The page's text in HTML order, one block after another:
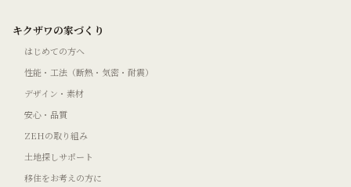
キクザワの家づくり
はじめての方へ
性能・工法（断熱・気密・耐震）
デザイン・素材
安心・品質
ZEHの取り組み
土地探しサポート
移住をお考えの方に